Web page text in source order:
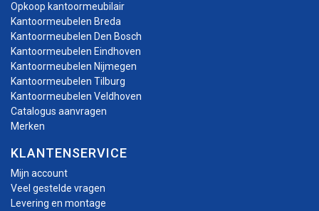
Opkoop kantoormeubilair
Kantoormeubelen Breda
Kantoormeubelen Den Bosch
Kantoormeubelen Eindhoven
Kantoormeubelen Nijmegen
Kantoormeubelen Tilburg
Kantoormeubelen Veldhoven
Catalogus aanvragen
Merken
KLANTENSERVICE
Mijn account
Veel gestelde vragen
Levering en montage